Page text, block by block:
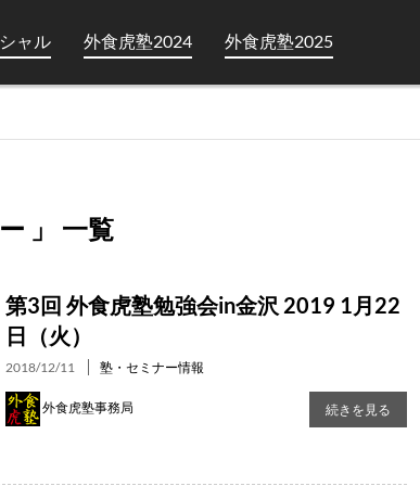
ャル 外食虎塾2024 外食虎塾2025
」 一覧
第3回 外食虎塾勉強会in金沢 2019 1月22
日（火）
2018/12/11 塾・セミナー情報
外食虎塾事務局 続きを見る